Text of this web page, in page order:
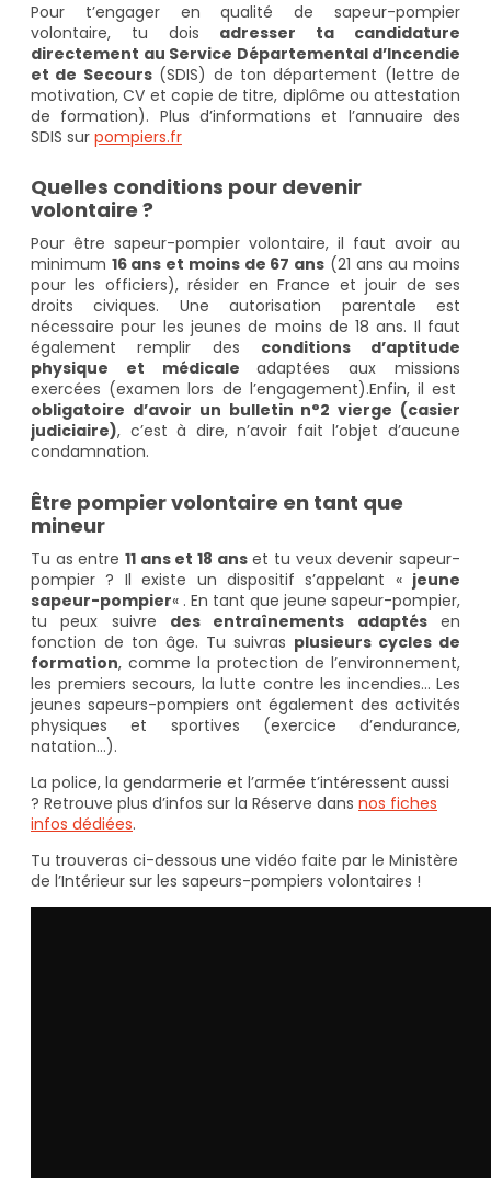
Pour t’engager en qualité de sapeur-pompier
volontaire, tu dois adresser ta candidature
directement au Service Départemental d’Incendie
et de Secours(SDIS) de ton département (lettre de
motivation, CV et copie de titre, diplôme ou attestation
de formation). Plus d’informations et l’annuaire des
SDIS sur pompiers.fr
Quelles conditions pour devenir
volontaire ?
Pour être sapeur-pompier volontaire, il faut avoir au
minimum 16 ans et moins de 67 ans (21 ans au moins
pour les officiers), résider en France et jouir de ses
droits civiques. Une autorisation parentale est
nécessaire pour les jeunes de moins de 18 ans. Il faut
également remplir des conditions d’aptitude
physique et médicaleadaptées aux missions
exercées (examen lors de l’engagement).Enfin, il est
obligatoire d’avoir un bulletin n°2 vierge (casier
judiciaire), c’est à dire, n’avoir fait l’objet d’aucune
condamnation.
Être pompier volontaire en tant que
mineur
Tu as entre 11 ans et 18 anset tu veux devenir sapeur-
pompier ? Il existe un dispositif s’appelant « jeune
sapeur-pompier« . En tant que jeune sapeur-pompier,
tu peux suivre des entraînements adaptésen
fonction de ton âge. Tu suivras plusieurs cycles de
formation, comme la protection de l’environnement,
les premiers secours, la lutte contre les incendies… Les
jeunes sapeurs-pompiers ont également des activités
physiques et sportives (exercice d’endurance,
natation…).
La police, la gendarmerie et l’armée t’intéressent aussi
? Retrouve plus d’infos sur la Réserve dans nos fiches
infos dédiées.
Tu trouveras ci-dessous une vidéo faite par le Ministère
de l’Intérieur sur les sapeurs-pompiers volontaires !